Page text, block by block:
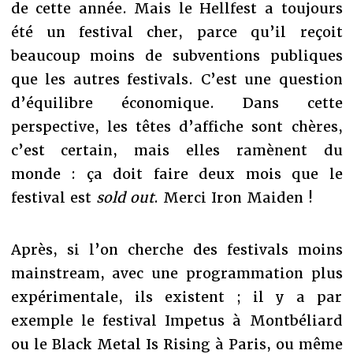
de cette année. Mais le Hellfest a toujours
été un festival cher, parce qu’il reçoit
beaucoup moins de subventions publiques
que les autres festivals. C’est une question
d’équilibre économique. Dans cette
perspective, les têtes d’affiche sont chères,
c’est certain, mais elles ramènent du
monde : ça doit faire deux mois que le
festival est sold out. Merci Iron Maiden !
Après, si l’on cherche des festivals moins
mainstream, avec une programmation plus
expérimentale, ils existent ; il y a par
exemple le festival Impetus à Montbéliard
ou le Black Metal Is Rising à Paris, ou même